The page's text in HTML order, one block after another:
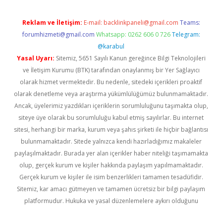
Reklam ve İletişim: E-mail: backlinkpaneli@gmail.com Teams:
forumhizmeti@gmail.com Whatsapp: 0262 606 0 726 Telegram:
@karabul
Yasal Uyarı: Sitemiz, 5651 Sayılı Kanun gereğince Bilgi Teknolojileri
ve İletişim Kurumu (BTK) tarafından onaylanmış bir Yer Sağlayıcı
olarak hizmet vermektedir. Bu nedenle, sitedeki içerikleri proaktif
olarak denetleme veya araştırma yükümlülüğümüz bulunmamaktadır.
Ancak, üyelerimiz yazdıkları içeriklerin sorumluluğunu taşımakta olup,
siteye üye olarak bu sorumluluğu kabul etmiş sayılırlar. Bu internet
sitesi, herhangi bir marka, kurum veya şahıs şirketi ile hiçbir bağlantısı
bulunmamaktadır. Sitede yalnızca kendi hazırladığımız makaleler
paylaşılmaktadır. Burada yer alan içerikler haber niteliği taşımamakta
olup, gerçek kurum ve kişiler hakkında paylaşım yapılmamaktadır.
Gerçek kurum ve kişiler ile isim benzerlikleri tamamen tesadüfidir.
Sitemiz, kar amacı gütmeyen ve tamamen ücretsiz bir bilgi paylaşım
platformudur. Hukuka ve yasal düzenlemelere aykırı olduğunu